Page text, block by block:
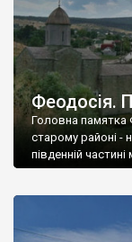
Феодосія.
Головна памятка
старому районі -
південній частині